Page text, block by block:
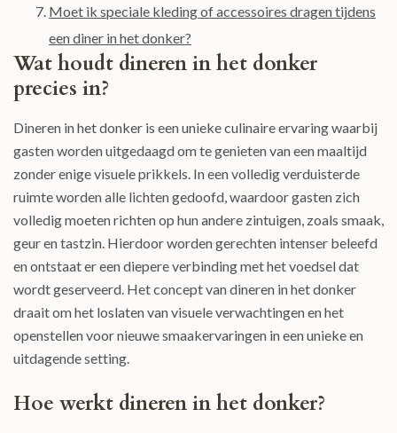
Moet ik speciale kleding of accessoires dragen tijdens
een diner in het donker?
Wat houdt dineren in het donker
precies in?
Dineren in het donker is een unieke culinaire ervaring waarbij
gasten worden uitgedaagd om te genieten van een maaltijd
zonder enige visuele prikkels. In een volledig verduisterde
ruimte worden alle lichten gedoofd, waardoor gasten zich
volledig moeten richten op hun andere zintuigen, zoals smaak,
geur en tastzin. Hierdoor worden gerechten intenser beleefd
en ontstaat er een diepere verbinding met het voedsel dat
wordt geserveerd. Het concept van dineren in het donker
draait om het loslaten van visuele verwachtingen en het
openstellen voor nieuwe smaakervaringen in een unieke en
uitdagende setting.
Hoe werkt dineren in het donker?